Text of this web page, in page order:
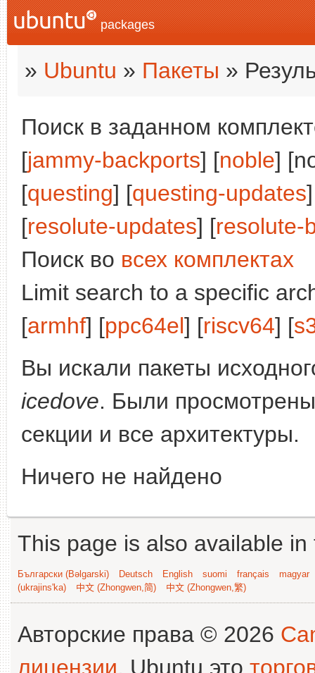
packages
» Ubuntu » Пакеты »
Поиск в заданном
[jammy-backports] [noble]
[questing] [questing-updates
[resolute-updates] [resolute-
Поиск во всех комплектах
Limit search to a specific
[armhf] [ppc64el] [riscv64] [
Вы искали пакеты
icedove. Были
секции и все архитектуры.
Ничего не найдено
This page is also available
Български (Bəlgarski) Deutsch English suomi français
magyar
(ukrajins'ka)
中文 (Zhongwen,简) 中文 (Zhongwen,繁)
Авторские права © 2026
лицензии. Ubuntu это